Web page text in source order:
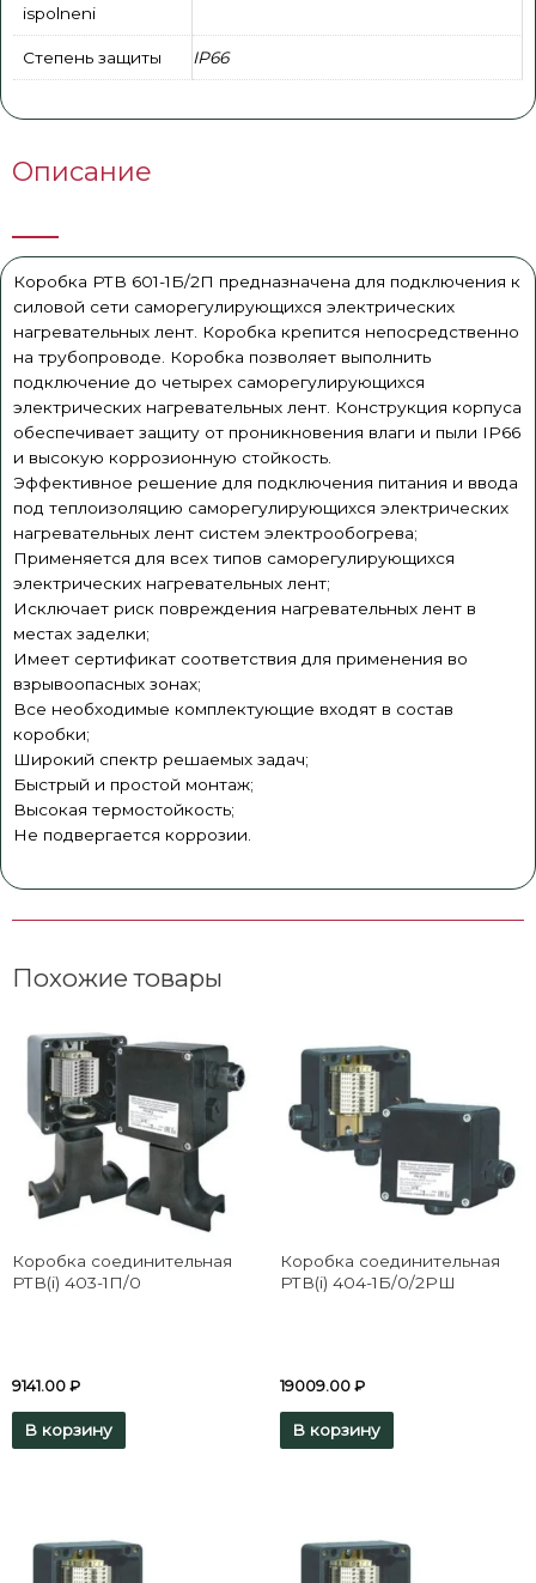
ispolneni
Степень защиты IP66
Описание
Коробка РТВ 601-1Б/2П предназначена для подключения к
силовой сети саморегулирующихся электрических
нагревательных лент. Коробка крепится непосредственно
на трубопроводе. Коробка позволяет выполнить
подключение до четырех саморегулирующихся
электрических нагревательных лент. Конструкция корпуса
обеспечивает защиту от проникновения влаги и пыли IP66
и высокую коррозионную стойкость.
Эффективное решение для подключения питания и ввода
под теплоизоляцию саморегулирующихся электрических
нагревательных лент систем электрообогрева;
Применяется для всех типов саморегулирующихся
электрических нагревательных лент;
Исключает риск повреждения нагревательных лент в
местах заделки;
Имеет сертификат соответствия для применения во
взрывоопасных зонах;
Все необходимые комплектующие входят в состав
коробки;
Широкий спектр решаемых задач;
Быстрый и простой монтаж;
Высокая термостойкость;
​Не подвергается коррозии.
Похожие товары
Коробка соединительная
РТВ(i) 403-1П/0
9141.00 ₽
В корзину
Коробка соединительная
РТВ(i) 404-1Б/0/2РШ
19009.00 ₽
В корзину